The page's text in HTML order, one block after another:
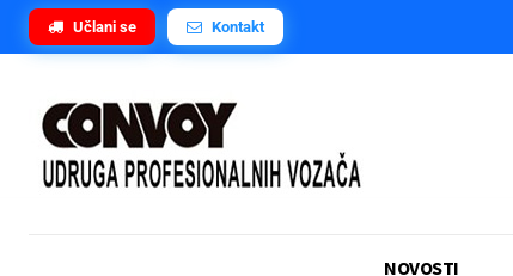
Učlani se Kontakt
NOVOSTI